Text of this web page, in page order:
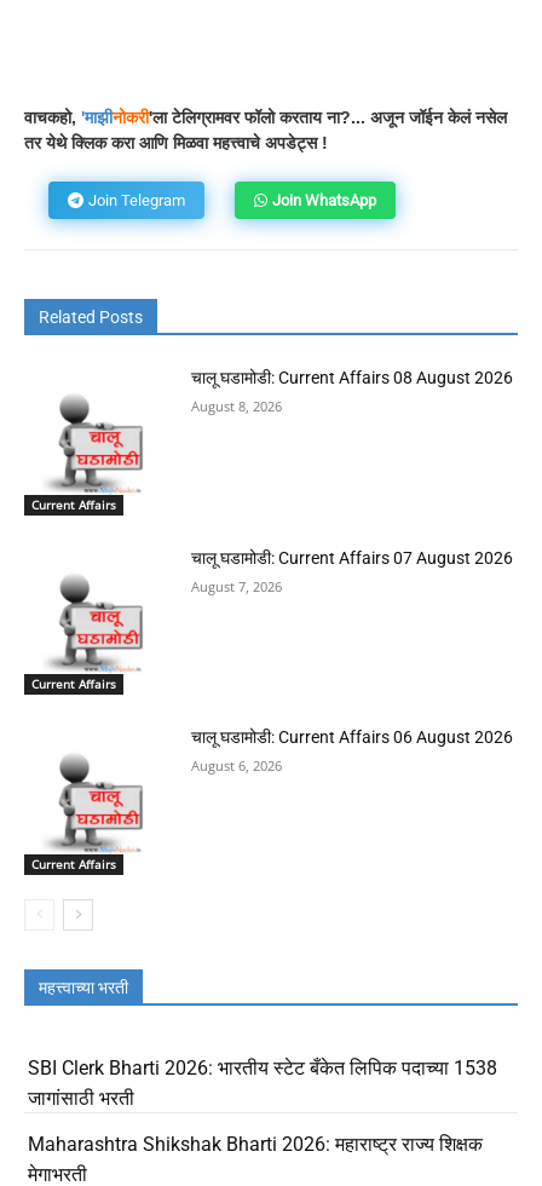
वाचकहो, 'माझीनोकरी'ला टेलिग्रामवर फॉलो करताय ना?... अजून जॉईन केलं नसेल
तर येथे क्लिक करा आणि मिळवा महत्त्वाचे अपडेट्स !
Join Telegram Join WhatsApp
Related Posts
Current Affairs
चालू घडामोडी: Current Affairs 08 August 2026
August 8, 2026
Current Affairs
चालू घडामोडी: Current Affairs 07 August 2026
August 7, 2026
Current Affairs
चालू घडामोडी: Current Affairs 06 August 2026
August 6, 2026
महत्त्वाच्या भरती
SBI Clerk Bharti 2026: भारतीय स्टेट बँकेत लिपिक पदाच्या 1538
जागांसाठी भरती
Maharashtra Shikshak Bharti 2026: महाराष्ट्र राज्य शिक्षक
मेगाभरती